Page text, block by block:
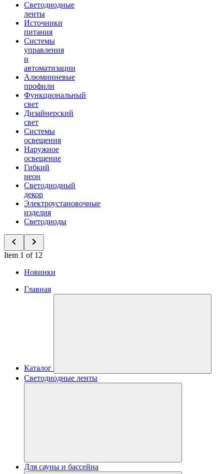
Светодиодные
ленты
Источники
питания
Системы
управления
и
автоматизации
Алюминиевые
профили
Функциональный
свет
Дизайнерский
свет
Системы
освещения
Наружное
освещение
Гибкий
неон
Светодиодный
декор
Электроустановочные
изделия
Светодиоды
Item 1 of 12
Новинки
Главная
Каталог
Светодиодные ленты
Для сауны и бассейна